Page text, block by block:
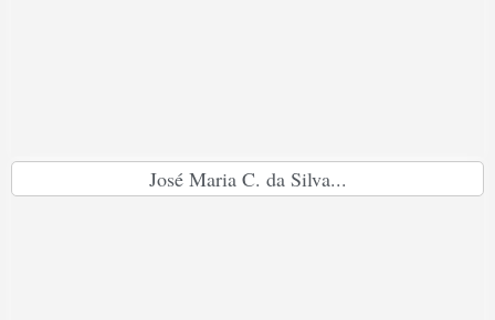
José Maria C. da Silva...